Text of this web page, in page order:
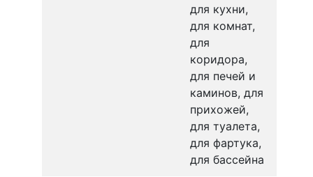
для кухни,
для комнат,
для
коридора,
для печей и
каминов, для
прихожей,
для туалета,
для фартука,
для бассейна